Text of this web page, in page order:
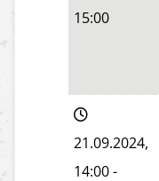
15:00
21.09.2024,
14:00-